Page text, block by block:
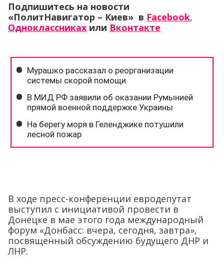
Подпишитесь на новости
«ПолитНавигатор – Киев» в Facebook,
Одноклассниках или Вконтакте
В ходе пресс-конференции евродепутат
выступил с инициативой провести в
Донецке в мае этого года международный
форум «Донбасс: вчера, сегодня, завтра»,
посвященный обсуждению будущего ДНР и
ЛНР.